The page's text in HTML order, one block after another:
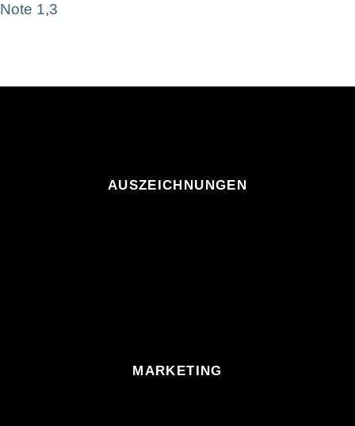
Note 1,3
AUSZEICHNUNGEN
MARKETING